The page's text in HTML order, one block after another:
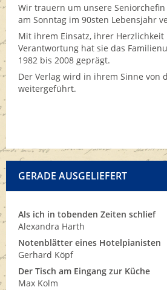
Wir trauern um unsere
am Sonntag im 90sten Lebensjahr
Mit ihrem Einsatz, ihrer
Verantwortung hat sie das
1982 bis 2008 geprägt.
Der Verlag wird in ihrem Sinne von
weitergeführt.
GERADE AUSGELIEFERT
Als ich in tobenden Zeiten schlief
Alexandra Harth
Notenblätter eines Hotelpianisten
Gerhard Köpf
Der Tisch am Eingang zur Küche
Max Kolm